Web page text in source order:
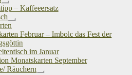
Untermenü
öffnen
– Kaffeeersatz
Untermenü
öffnen
Februar – Imbolc das Fest der
im Januar
Monatskarten September
Räuchern